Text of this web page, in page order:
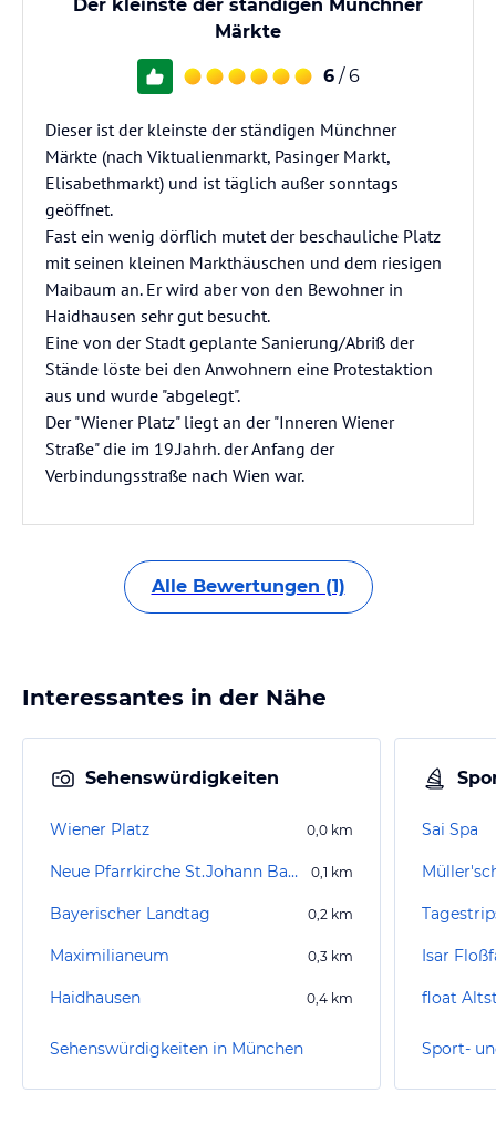
Der kleinste der ständigen Münchner
Märkte
6 / 6
Dieser ist der kleinste der ständigen Münchner
Märkte (nach Viktualienmarkt, Pasinger Markt,
Elisabethmarkt) und ist täglich außer sonntags
geöffnet.
Fast ein wenig dörflich mutet der beschauliche Platz
mit seinen kleinen Markthäuschen und dem riesigen
Maibaum an. Er wird aber von den Bewohner in
Haidhausen sehr gut besucht.
Eine von der Stadt geplante Sanierung/Abriß der
Stände löste bei den Anwohnern eine Protestaktion
aus und wurde "abgelegt".
Der "Wiener Platz" liegt an der "Inneren Wiener
Straße" die im 19.Jahrh. der Anfang der
Verbindungsstraße nach Wien war.
Alle Bewertungen (1)
Interessantes in der Nähe
Sehenswürdigkeiten
Wiener Platz 0,0 km
Neue Pfarrkirche St.Johann Baptist 0,1 km
Bayerischer Landtag 0,2 km
Maximilianeum 0,3 km
Haidhausen 0,4 km
Sehenswürdigkeiten in München
Sai Spa
Isar
float